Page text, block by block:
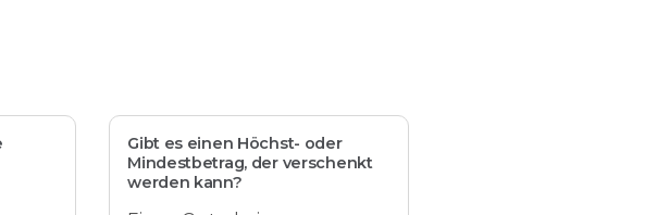
Gibt es einen Höchst- oder
Mindestbetrag, der verschenkt
werden kann?